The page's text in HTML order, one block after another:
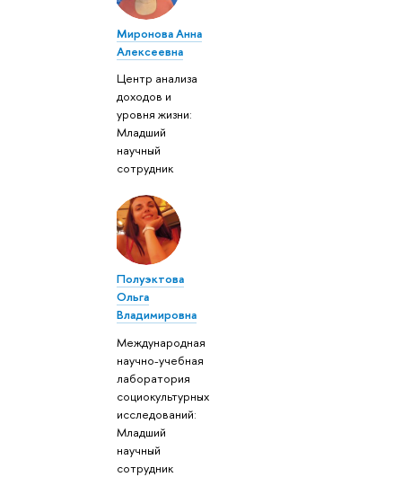
Миронова Анна
Алексеевна
Центр анализа
доходов и
уровня жизни:
Младший
научный
сотрудник
Полуэктова
Ольга
Владимировна
Международная
научно-учебная
лаборатория
социокультурных
исследований:
Младший
научный
сотрудник